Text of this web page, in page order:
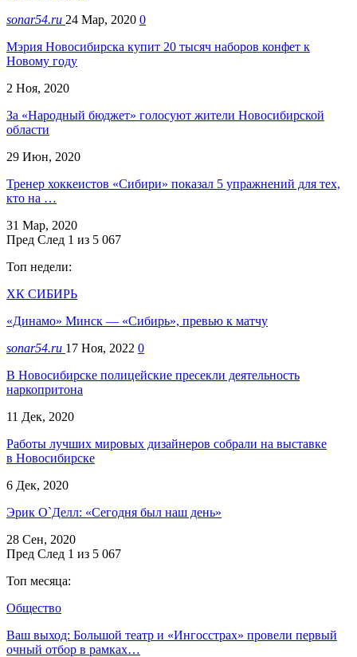
sonar54.ru 24 Мар, 2020 0
Мэрия Новосибирска купит 20 тысяч наборов конфет к
Новому году
2 Ноя, 2020
За «Народный бюджет» голосуют жители Новосибирской
области
29 Июн, 2020
Тренер хоккеистов «Сибири» показал 5 упражнений для тех,
кто на …
31 Мар, 2020
Пред След 1 из 5 067
Топ недели:
ХК СИБИРЬ
«Динамо» Минск — «Сибирь», превью к матчу
sonar54.ru 17 Ноя, 2022 0
В Новосибирске полицейские пресекли деятельность
наркопритона
11 Дек, 2020
Работы лучших мировых дизайнеров собрали на выставке
в Новосибирске
6 Дек, 2020
Эрик О`Делл: «Сегодня был наш день»
28 Сен, 2020
Пред След 1 из 5 067
Топ месяца:
Общество
Ваш выход: Большой театр и «Ингосстрах» провели первый
очный отбор в рамках…